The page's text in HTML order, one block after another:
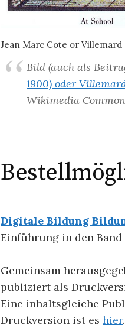
Jean Marc Cote or
Bild (auch als
1900) oder
Wikimedia
Digitale Bildung
Einführung in den Band
Gemeinsam
publiziert als
Eine inhaltsgleiche
Druckversion ist es hier.